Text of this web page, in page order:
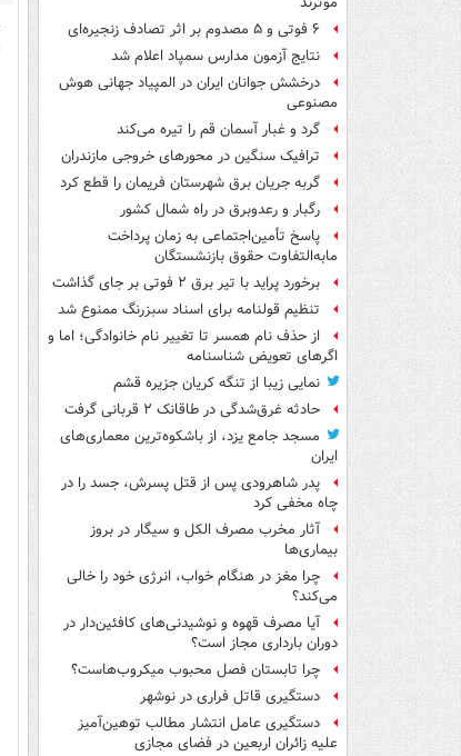
۶ فوتی و ۵ مصدوم بر اثر تصادف زنجیره‌ای
نتایج آزمون مدارس سمپاد اعلام شد
درخشش جوانان ایران در المپیاد جهانی هوش
مصنوعی
گرد و غبار آسمان قم را تیره می‌کند
ترافیک سنگین در محورهای خروجی مازندران
گربه جریان برق شهرستان فریمان را قطع کرد
رگبار و رعدوبرق در راه شمال کشور
پاسخ تأمین‌اجتماعی به زمان پرداخت
مابه‌التفاوت حقوق بازنشستگان
برخورد پراید با تیر برق ۲ فوتی بر جای گذاشت
تنظیم قولنامه برای اسناد سبزرنگ ممنوع شد
از حذف نام همسر تا تغییر نام خانوادگی؛ اما و
اگرهای تعویض شناسنامه
نمایی زیبا از تنگه کریان جزیره قشم
حادثه غرق‌شدگی در طاقانک ۲ قربانی گرفت
مسجد جامع یزد، از باشکوه‌ترین معماری‌های
ایران
پدر شاهرودی پس از قتل پسرش، جسد را در
چاه مخفی کرد
آثار مخرب مصرف الکل و سیگار در بروز
بیماری‌ها
چرا مغز در هنگام خواب، انرژی خود را خالی
می‌کند؟
آیا مصرف قهوه و نوشیدنی‌های کافئین‌دار در
دوران بارداری مجاز است؟
چرا تابستان فصل محبوب میکروب‌هاست؟
دستگیری قاتل فراری در نوشهر
دستگیری عامل انتشار مطالب توهین‌آمیز
علیه زائران اربعین در فضای مجازی